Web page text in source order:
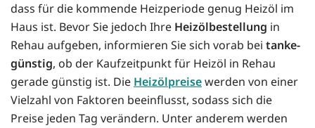
dass für die kommende Heizperiode genug Heizöl im
Haus ist. Bevor Sie jedoch Ihre Heizölbestellung in
Rehau aufgeben, informieren Sie sich vorab bei tanke-
günstig, ob der Kaufzeitpunkt für Heizöl in Rehau
gerade günstig ist. Die Heizölpreisewerden von einer
Vielzahl von Faktoren beeinflusst, sodass sich die
Preise jeden Tag verändern. Unter anderem werden